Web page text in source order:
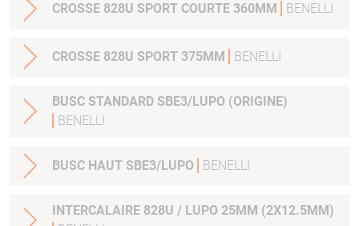
CROSSE 828U SPORT COURTE 360MM BENELLI
CROSSE 828U SPORT 375MM BENELLI
BUSC STANDARD SBE3/LUPO (ORIGINE)
BENELLI
BUSC HAUT SBE3/LUPO BENELLI
INTERCALAIRE 828U / LUPO 25MM (2X12.5MM)